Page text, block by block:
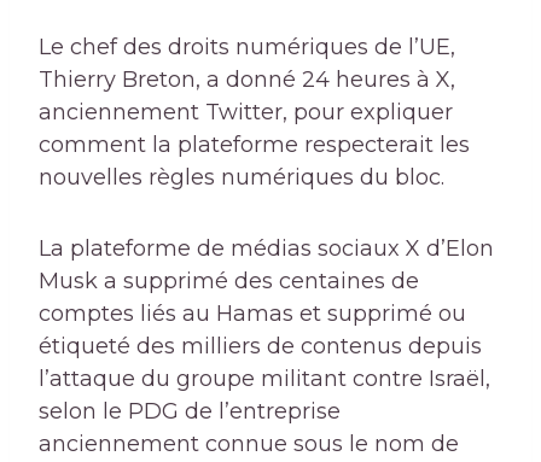
Le chef des droits numériques de l’UE,
Thierry Breton, a donné 24 heures à X,
anciennement Twitter, pour expliquer
comment la plateforme respecterait les
nouvelles règles numériques du bloc.
La plateforme de médias sociaux X d’Elon
Musk a supprimé des centaines de
comptes liés au Hamas et supprimé ou
étiqueté des milliers de contenus depuis
l’attaque du groupe militant contre Israël,
selon le PDG de l’entreprise
anciennement connue sous le nom de